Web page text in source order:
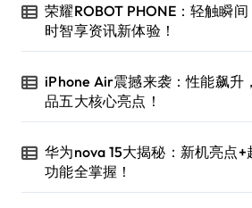
荣耀ROBOT PHONE：轻触瞬
时智享资讯新体验！
iPhone Air震撼来袭：性能飙升
品五大核心亮点！
华为nova 15大揭秘：新机亮点+
功能全掌握！